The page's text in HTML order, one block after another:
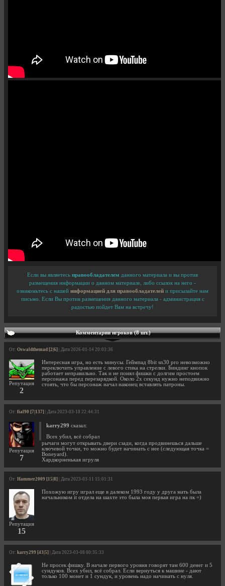
Если вы являетесь правообладателем данного материала и вы против
размещения информации о данном материале, либо ссылок на него -
ознакомьтесь с нашей информацией для правообладателей и присылайте нам
письмо. Если Вы против размещения данного материала - администрация с
радостью пойдет Вам на встречу!
Комментарии игроков (8 шт.)
От: Oswaldthemad [2|6] | Дата 2026-01-14 20:03:36
Репутация
2
Интересная игра, но есть минусы. Геймпад 8bit sn30 pro невозможно
переключить управление с левого стика на стрелки. Биндинг кнопок
работает неправильно. Так и не понял фишки с долгим простоем
персонажа перед перезарядкой. Около 2х секунд нужно неподвижно
стоять, что бы персонаж начал наконец вставлять патроны.
От: fial90 [7|137] | Дата 2023-03-18 22:44:31
Репутация
7
karry299 сказал:
Всех убил, всё собрал
рычаги могут открывать двери сзади, когда продвинешься дальше
ключевой точки, то можно будет начинать с нее (следующая точка =
Boneyard).
Хардкорненькая игруля
От: Hammer2009 [15|8] | Дата 2023-03-11 15:01:31
Репутация
15
Похожую игру играл еще в далеком 1993 году у друга мать была
начальником it отдела на шахте это была моя первая игра на пк =)
От: karry299 [43|5] | Дата 2023-03-08 00:35:33
Не просек фишку. В начале первого уровня говорят там 600 денег и 5
сундуков. Всех убил, всё собрал. Если вернуться к машине - дают
только 100 монет и 1 сундук, и уровень надо начинать с нуля.